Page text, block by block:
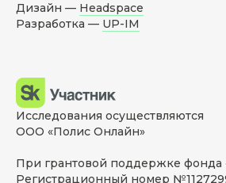
Дизайн — Headspace
Разработка — UP-IM
Исследования осуществляются
ООО «Полис Онлайн»
При грантовой поддержке фонда
Регистрационный номер